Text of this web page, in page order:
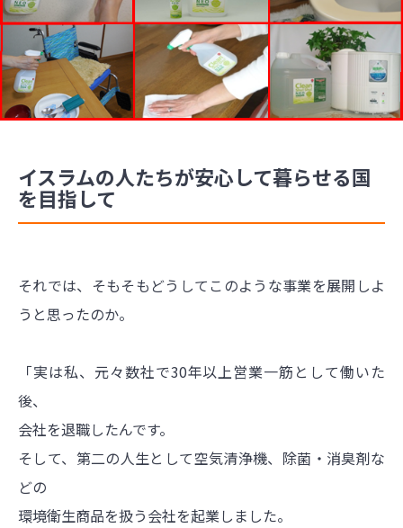
イスラムの人たちが安心して暮らせる国
を目指して
それでは、そもそもどうしてこのような事業を展開しよ
うと思ったのか。
「実は私、元々数社で30年以上営業一筋として働いた
後、
会社を退職したんです。
そして、第二の人生として空気清浄機、除菌・消臭剤な
どの
環境衛生商品を扱う会社を起業しました。